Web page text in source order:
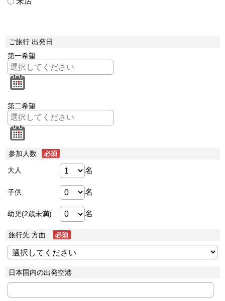
ご旅行 出発日
第一希望
第二希望
参加人数
大人 名
子供 名
幼児(2歳未満) 名
旅行先 方面
日本国内の出発空港